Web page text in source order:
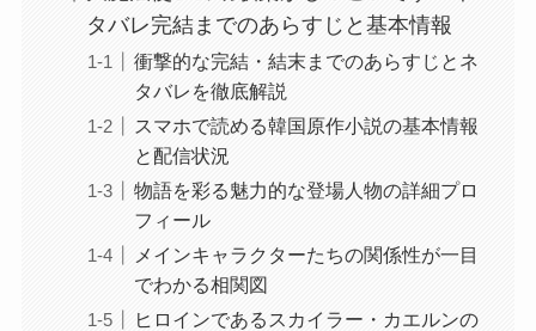
タバレ完結までのあらすじと基本情報
衝撃的な完結・結末までのあらすじとネ
タバレを徹底解説
スマホで読める韓国原作小説の基本情報
と配信状況
物語を彩る魅力的な登場人物の詳細プロ
フィール
メインキャラクターたちの関係性が一目
でわかる相関図
ヒロインであるスカイラー・カエルンの